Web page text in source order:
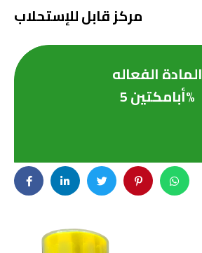
مركز قابل للإستحلاب
المادة الفعاله
أبامكتين 5%